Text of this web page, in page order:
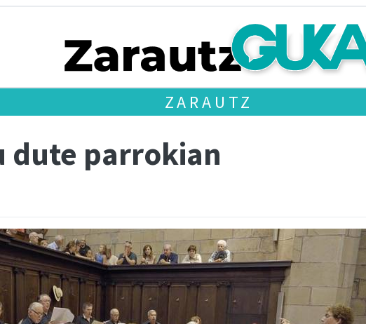
ZARAUTZ
dute parrokian